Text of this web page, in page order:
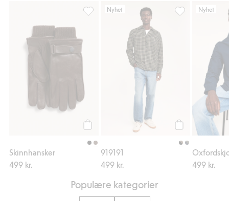
Skinnhansker
499 kr.
Skinnhansker, Legg til i favoriter
Nyhet
Legg til
919191
499 kr.
919191, Legg
Nyhet
499 kr.
Populære kategorier